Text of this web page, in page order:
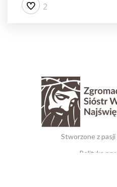
2
Stworzone z pasji
Polityka